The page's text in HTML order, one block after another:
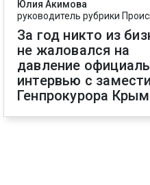
Юлия Акимова
руководитель рубрики
За год никто из
не жаловался на
давление
интервью с
Генпрокурора